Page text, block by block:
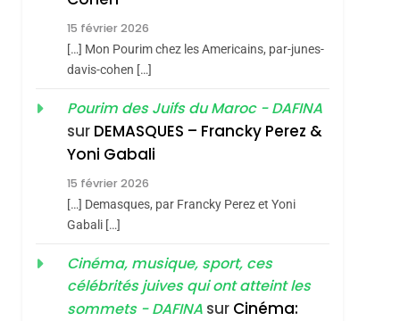
2
Dis Guerre»: La
Nouvelle Chanson De
Boy George
ISRAÉL JUDAISME
Accords D’Isaac:
L’alliance Pourrait
15 février 2026
[…] Mon Pourim chez les Americains, par-junes-
davis-cohen […]
Pourim des Juifs du Maroc - DAFINA
sur DEMASQUES – Francky Perez &
Yoni Gabali
15 février 2026
[…] Demasques, par Francky Perez et Yoni
Gabali […]
Cinéma, musique, sport, ces
célébrités juives qui ont atteint les
sommets - DAFINA sur Cinéma: